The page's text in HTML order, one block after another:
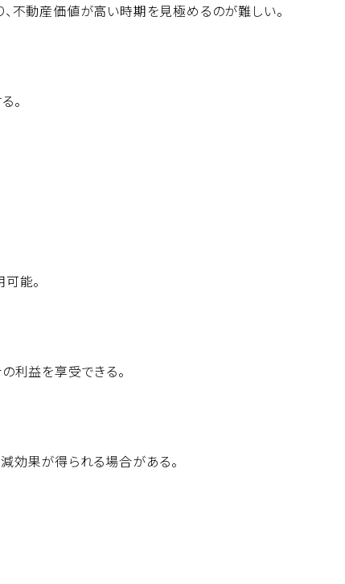
不動産価値が高い時期を見極めるのが難しい。
。
能。
利益を享受できる。
効果が得られる場合がある。